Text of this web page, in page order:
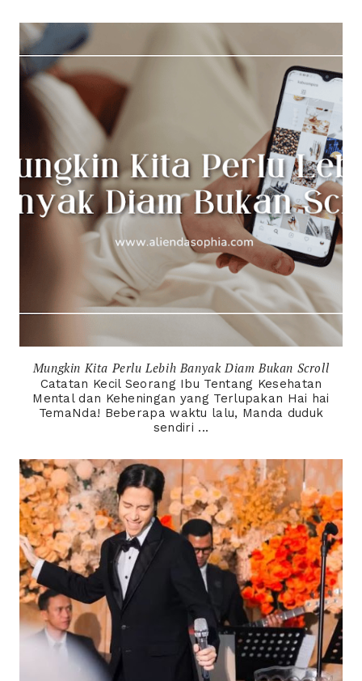
Mungkin Kita Perlu Lebih Banyak Diam Bukan Scroll
Catatan Kecil Seorang Ibu Tentang Kesehatan
Mental dan Keheningan yang Terlupakan Hai hai
TemaNda! Beberapa waktu lalu, Manda duduk
sendiri ...